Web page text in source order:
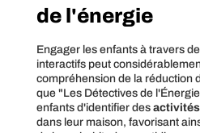
de l'énergie
Engager les enfants à travers
interactifs peut
compréhension de la réduction
que "Les Détectives de
enfants d'identifier des
dans leur maison, favorisant